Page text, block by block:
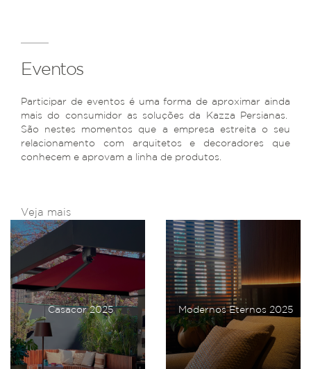
Eventos
Participar de eventos é uma forma de aproximar ainda
mais do consumidor as soluções da Kazza Persianas.
São nestes momentos que a empresa estreita o seu
relacionamento com arquitetos e decoradores que
conhecem e aprovam a linha de produtos.
Veja mais
Casacor 2025 Modernos Eternos 2025